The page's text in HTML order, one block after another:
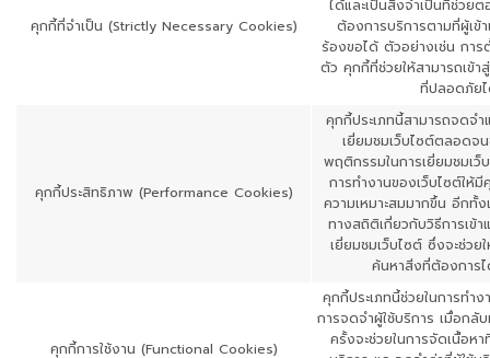
คุกกี้ที่จำเป็น (Strictly Necessary Cookies)
ได้และเป็นสิ่งจำเป็นที่ช่วย
ต้องการบริการตามที่ผู้เข้
ร้องขอได้ ตัวอย่างเช่น การ
ตัว คุกกี้ที่ช่วยให้สามารถเข้า
ที่ปลอดภัย
คุกกี้ประสิทธิภาพ (Performance Cookies)
คุกกี้ประเภทนี้สามารถจดจำ
เยี่ยมชมเว็บไซต์ตลอดจ
พฤติกรรมในการเยี่ยมชมเ
การทำงานของเว็บไซต์ให้
ความเหมาะสมมากขึ้น อีกทั้
ทางสถิติเกี่ยวกับวิธีการเข้
เยี่ยมชมเว็บไซต์ ซึ่งจะช่วย
ค้นหาสิ่งที่ต้องการ
คุกกี้การใช้งาน (Functional Cookies)
คุกกี้ประเภทนี้ช่วยในการทำง
การจดจำผู้ใช้บริการ เมื่อกลั
ครั้งจะช่วยในการจัดเนื้อหา